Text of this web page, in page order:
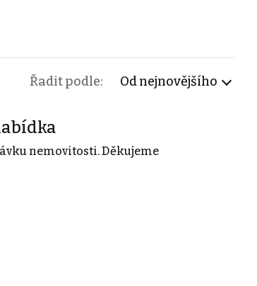
Řadit podle: Od nejnovějšího
nemovitosti. Děkujeme